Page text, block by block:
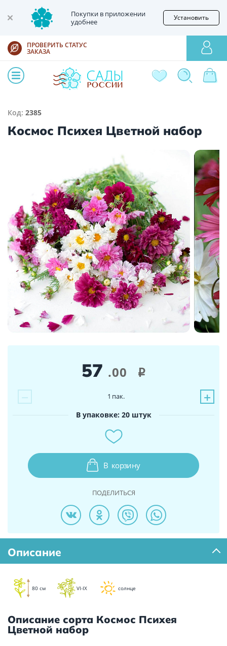
Покупки в приложении
удобнее
Установить
ПРОВЕРИТЬ СТАТУС
ЗАКАЗА
Код: 2385
Космос Психея Цветной набор
57 .00 i
− +
1 пак.
В упаковке: 20 штук
В корзину
ПОДЕЛИТЬСЯ
Описание
80 см VI-IX солнце
Описание сорта Космос Психея
Цветной набор